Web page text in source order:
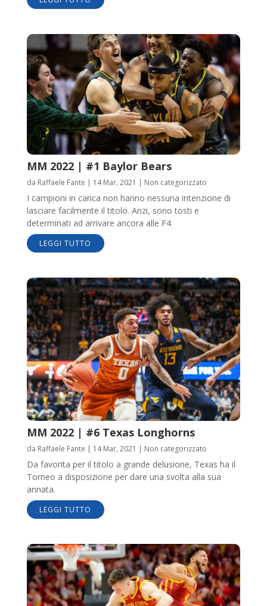
MM 2022 | #1 Baylor Bears
da Raffaele Fante | 14 Mar, 2021 | Non categorizzato
I campioni in carica non hanno nessuna intenzione di
lasciare facilmente il titolo. Anzi, sono tosti e
determinati ad arrivare ancora alle F4
LEGGI TUTTO
MM 2022 | #6 Texas Longhorns
da Raffaele Fante | 14 Mar, 2021 | Non categorizzato
Da favorita per il titolo a grande delusione, Texas ha il
Torneo a disposizione per dare una svolta alla sua
annata.
LEGGI TUTTO